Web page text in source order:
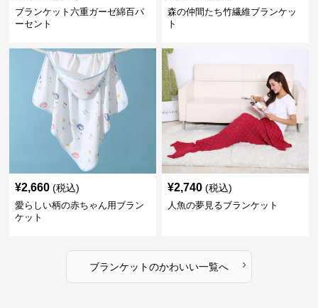
ブランケット六重ガーゼ綿百パ
ーセント
森の仲間たち竹繊維ブランケッ
ト
¥2,660 (税込)
愛らしい柄の赤ちゃん用ブラン
ケット
¥2,740 (税込)
人魚の夢見るブランケット
ブランケットのかわいい一覧へ ›